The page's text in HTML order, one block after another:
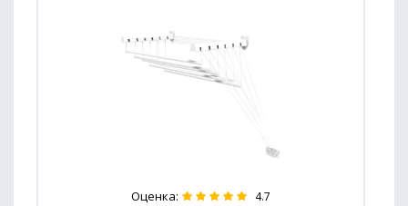
Оценка: 4.7